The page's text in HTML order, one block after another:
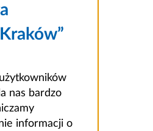
nas bardzo
informacji o